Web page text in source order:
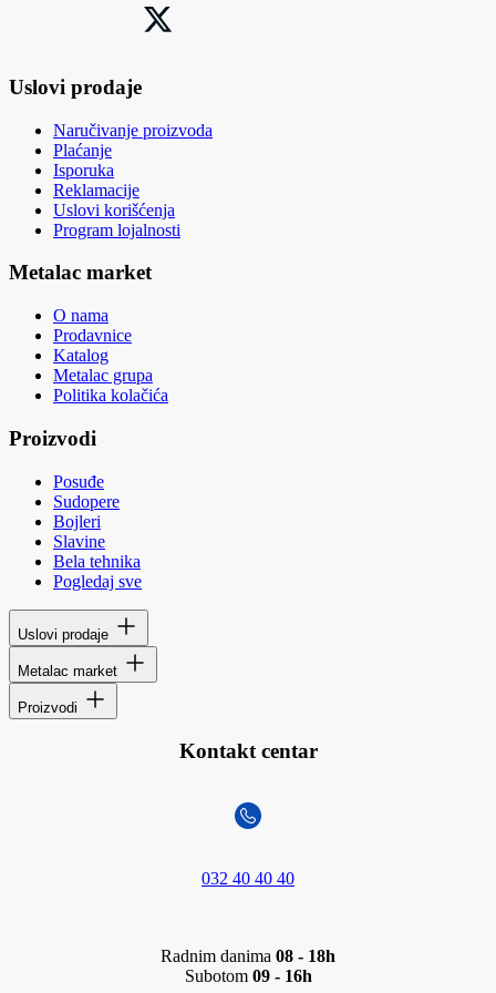
Uslovi prodaje
Naručivanje proizvoda
Plaćanje
Isporuka
Reklamacije
Uslovi korišćenja
Program lojalnosti
Metalac market
O nama
Prodavnice
Katalog
Metalac grupa
Politika kolačića
Proizvodi
Posuđe
Sudopere
Bojleri
Slavine
Bela tehnika
Pogledaj sve
Uslovi prodaje
Metalac market
Proizvodi
Kontakt centar
032 40 40 40
Radnim danima 08 - 18h
Subotom 09 - 16h